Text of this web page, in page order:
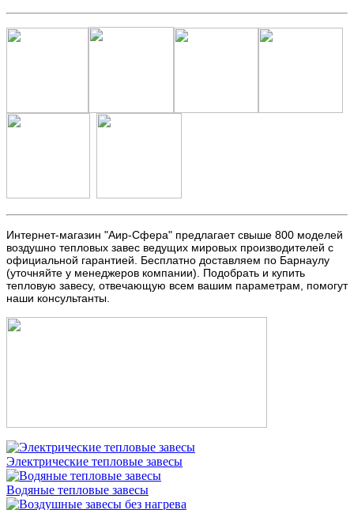
Интернет-магазин "Аир-Сфера" предлагает свыше 800 моделей
воздушно тепловых завес ведущих мировых производителей с
официальной гарантией. Бесплатно доставляем по Барнаулу
(уточняйте у менеджеров компании). Подобрать и купить
тепловую завесу, отвечающую всем вашим параметрам, помогут
наши консультанты.
Электрические тепловые завесы
Водяные тепловые завесы